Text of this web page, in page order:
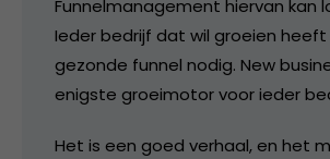
Funnelmanagement hiervan kan
Ieder bedrijf dat wil groeien heeft
gezonde funnel nodig. New
enigste groeimotor voor ieder
Het is een goed verhaal, en het